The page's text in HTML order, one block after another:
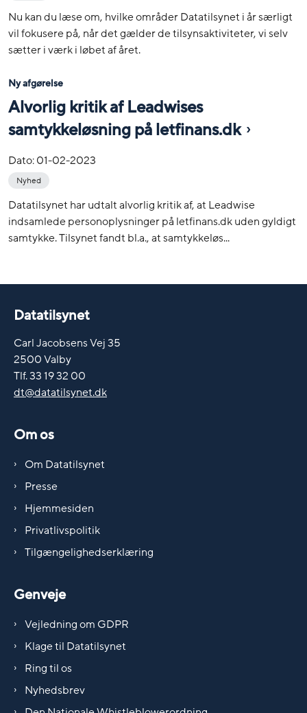
Nu kan du læse om, hvilke områder Datatilsynet i år særligt
vil fokusere på, når det gælder de tilsynsaktiviteter, vi selv
sætter i værk i løbet af året.
Ny afgørelse
Alvorlig kritik af Leadwises
samtykkeløsning på letfinans.dk
Dato:01-02-2023
Nyhed
Datatilsynet har udtalt alvorlig kritik af, at Leadwise
indsamlede personoplysninger på letfinans.dk uden gyldigt
samtykke. Tilsynet fandt bl.a., at samtykkeløs...
Datatilsynet
Carl Jacobsens Vej 35
2500 Valby
Tlf. 33 19 32 00
dt@datatilsynet.dk
Om os
Om Datatilsynet
Presse
Hjemmesiden
Privatlivspolitik
Tilgængelighedserklæring
Genveje
Vejledning om GDPR
Klage til Datatilsynet
Ring til os
Nyhedsbrev